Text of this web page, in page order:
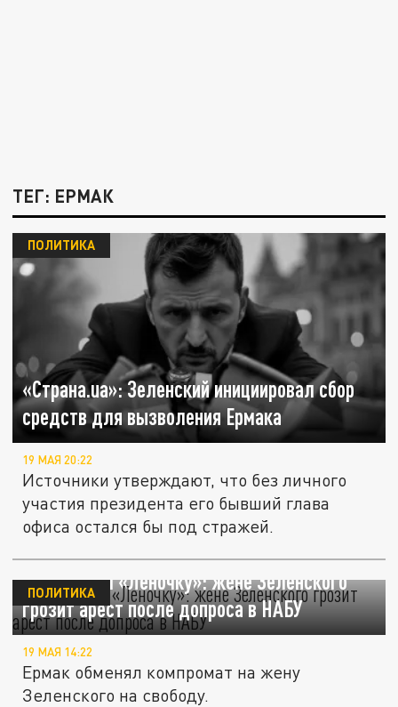
ТЕГ: ЕРМАК
«Страна.ua»: Зеленский инициировал сбор
средств для вызволения Ермака
ПОЛИТИКА
19 МАЯ 20:22
Источники утверждают, что без личного
участия президента его бывший глава
офиса остался бы под стражей.
Ермак сдал «Леночку»: жене Зеленского
грозит арест после допроса в НАБУ
ПОЛИТИКА
19 МАЯ 14:22
Ермак обменял компромат на жену
Зеленского на свободу.